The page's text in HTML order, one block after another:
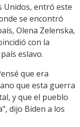
Unidos, entró este
se encontró
Olena Zelenska,
con la
eslavo.
que era
que esta guerra
y que el pueblo
dijo Biden a los